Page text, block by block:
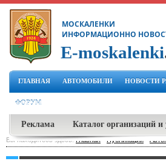
МОСКАЛЕНКИ
ИНФОРМАЦИОННО
E-moskalenki
ГЛАВНАЯ АВТОМОБИЛИ НОВОСТИ
ФОРУМ
Реклама Каталог организаций и
Вы находитесь здесь:Главная-Публикации